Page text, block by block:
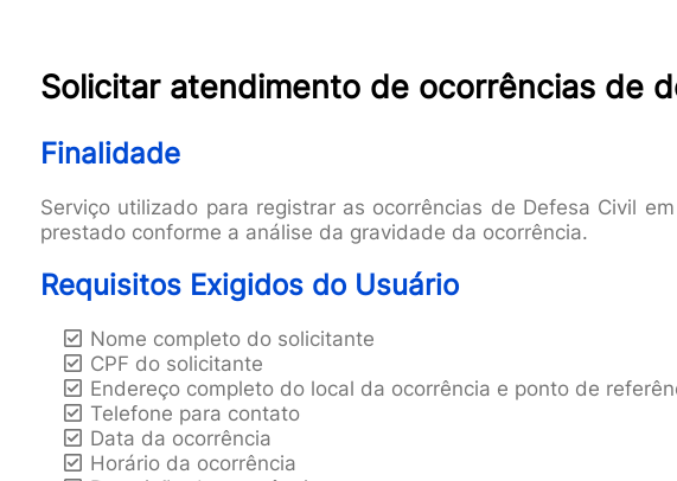
Solicitar atendimento de ocorrências de
Finalidade
Serviço utilizado para registrar as ocorrências de Defesa Civil
prestado conforme a análise da gravidade da ocorrência.
Requisitos Exigidos do Usuário
Nome completo do solicitante
CPF do solicitante
Endereço completo do local da ocorrência e ponto de
Telefone para contato
Data da ocorrência
Horário da ocorrência